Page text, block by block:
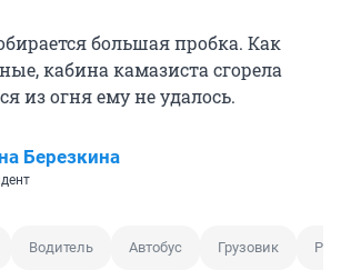
большая пробка. Как
кабина камазиста сгорела
из огня ему не удалось.
Березкина
Водитель Автобус Грузовик